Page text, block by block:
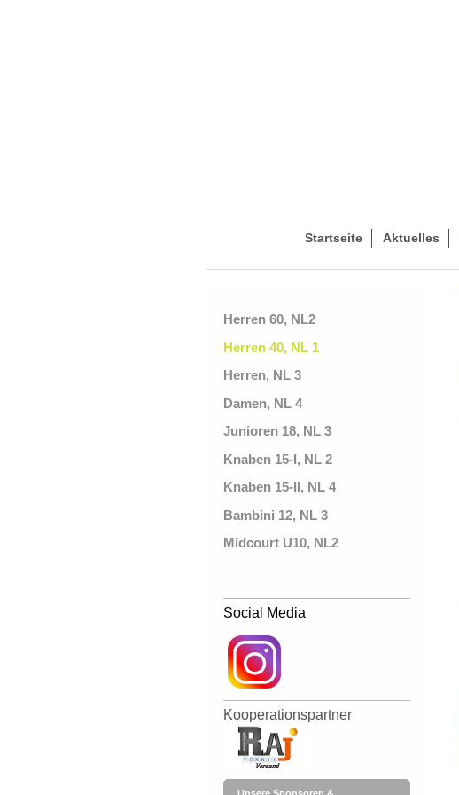
Startseite Aktuelles
Herren 60, NL2
Herren 40, NL 1
Herren, NL 3
Damen, NL 4
Junioren 18, NL 3
Knaben 15-I, NL 2
Knaben 15-II, NL 4
Bambini 12, NL 3
Midcourt U10, NL2
Social Media
Kooperationspartner
Unsere Sponsoren &